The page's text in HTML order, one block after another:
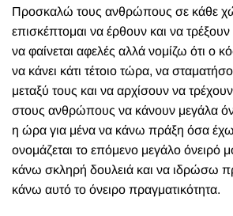
Προσκαλώ τους ανθρώπους σε κάθε
επισκέπτομαι να έρθουν και να
να φαίνεται αφελές αλλά νομίζω ότι ο
να κάνει κάτι τέτοιο τώρα, να
μεταξύ τους και να αρχίσουν να
στους ανθρώπους να κάνουν μεγάλα
η ώρα για μένα να κάνω πράξη όσα
ονομάζεται το επόμενο μεγάλο όνειρό
κάνω σκληρή δουλειά και να ιδρώσω
κάνω αυτό το όνειρο πραγματικότητα.